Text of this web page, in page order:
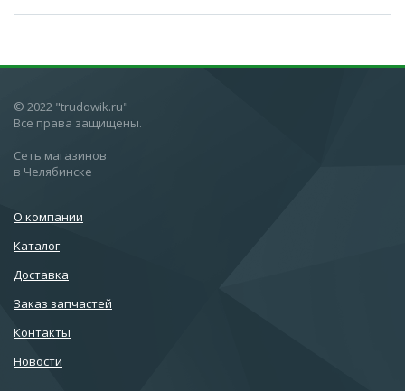
© 2022 "trudowik.ru"
Все права защищены.
Сеть магазинов
в Челябинске
О компании
Каталог
Доставка
Заказ запчастей
Контакты
Новости